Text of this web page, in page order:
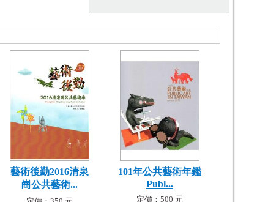
藝術後勤2016清泉
崗公共藝術...
101年公共藝術年鑑
Publ...
定價：500 元